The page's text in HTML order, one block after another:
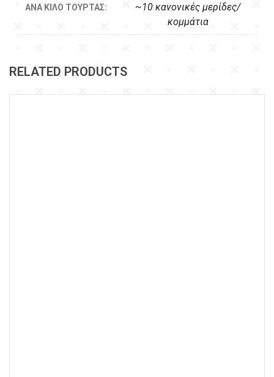
ΑΝΆ ΚΙΛΌ ΤΟΎΡΤΑΣ:
~10 κανονικές μερίδες/
κομμάτια
RELATED PRODUCTS